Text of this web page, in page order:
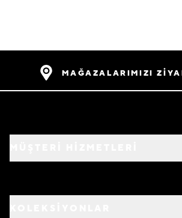
MAĞAZALARIMIZI